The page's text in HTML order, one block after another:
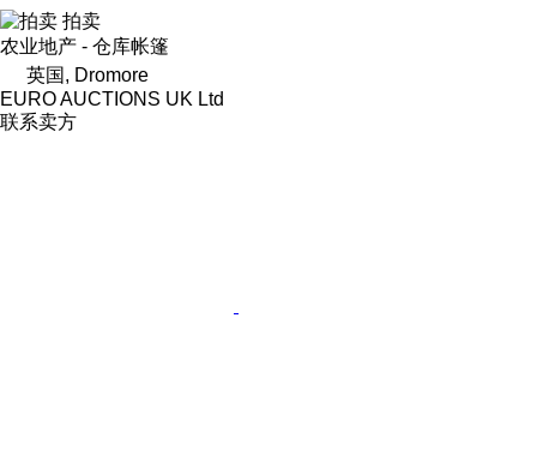
拍卖
农业地产 - 仓库帐篷
英国, Dromore
EURO AUCTIONS UK Ltd
联系卖方